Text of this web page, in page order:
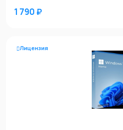
1 790 ₽
Лицензия